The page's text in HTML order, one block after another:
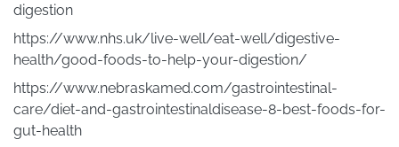
digestion
https://www.nhs.uk/live-well/eat-well/digestive-
health/good-foods-to-help-your-digestion/
https://www.nebraskamed.com/gastrointestinal-
care/diet-and-gastrointestinaldisease-8-best-foods-for-
gut-health